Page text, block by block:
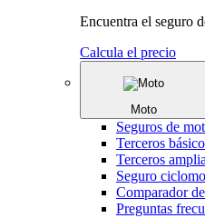
Encuentra el seguro
Calcula el precio
Moto
Seguros de
Terceros
Terceros
Seguro
Comparador
Preguntas